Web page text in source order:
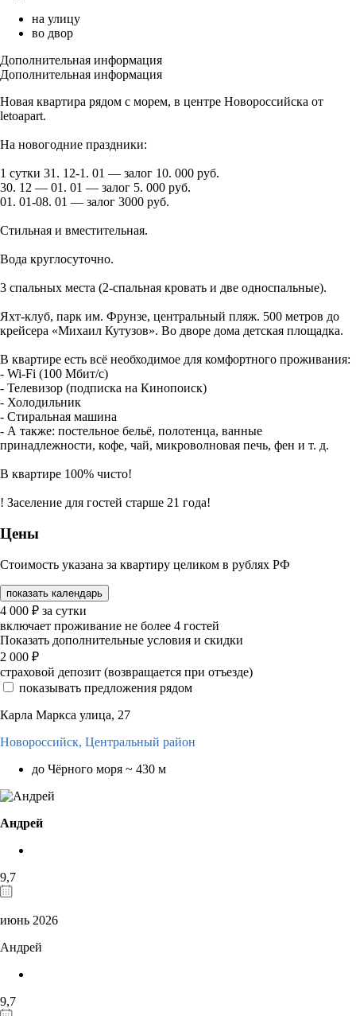
на улицу
во двор
Дополнительная информация
Дополнительная информация
Новая квартира рядом с морем, в центре Новороссийска от
letoapart.
На новогодние праздники:
1 сутки 31. 12-1. 01 — залог 10. 000 руб.
30. 12 — 01. 01 — залог 5. 000 руб.
01. 01-08. 01 — залог 3000 руб.
Стильная и вместительная.
Вода круглосуточно.
3 спальных места (2-спальная кровать и две односпальные).
Яхт-клуб, парк им. Фрунзе, центральный пляж. 500 метров до
крейсера «Михаил Кутузов». Во дворе дома детская площадка.
В квартире есть всё необходимое для комфортного проживания:
- Wi-Fi (100 Мбит/с)
- Телевизор (подписка на Кинопоиск)
- Холодильник
- Стиральная машина
- А также: постельное бельё, полотенца, ванные
принадлежности, кофе, чай, микроволновая печь, фен и т. д.
В квартире 100% чисто!
! Заселение для гостей старше 21 года!
Цены
Стоимость указана за квартиру целиком в рублях РФ
показать календарь
4 000 ₽ за сутки
включает проживание не более 4 гостей
Показать дополнительные условия и скидки
2 000 ₽
страховой депозит (возвращается при отъезде)
показывать предложения рядом
Карла Маркса улица, 27
Новороссийск, Центральный район
до Чёрного моря ~ 430 м
Андрей
9,7
июнь 2026
Андрей
9,7